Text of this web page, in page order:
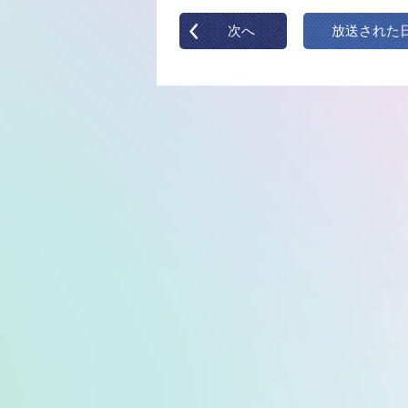
次へ 放送された